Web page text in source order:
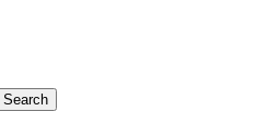
Search